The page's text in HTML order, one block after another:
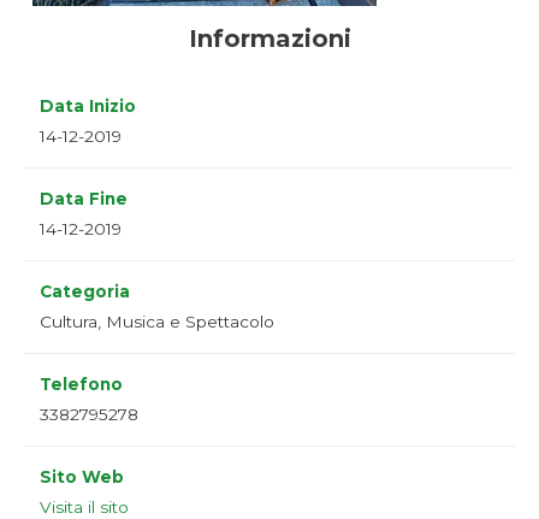
Informazioni
Data Inizio
14-12-2019
Data Fine
14-12-2019
Categoria
Cultura, Musica e Spettacolo
Telefono
3382795278
Sito Web
Visita il sito